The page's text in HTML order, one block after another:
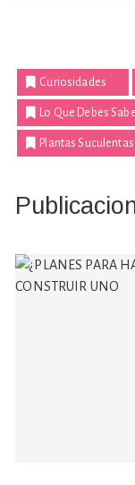
Curiosidades
Lo Que Debes
Plantas Suculentas